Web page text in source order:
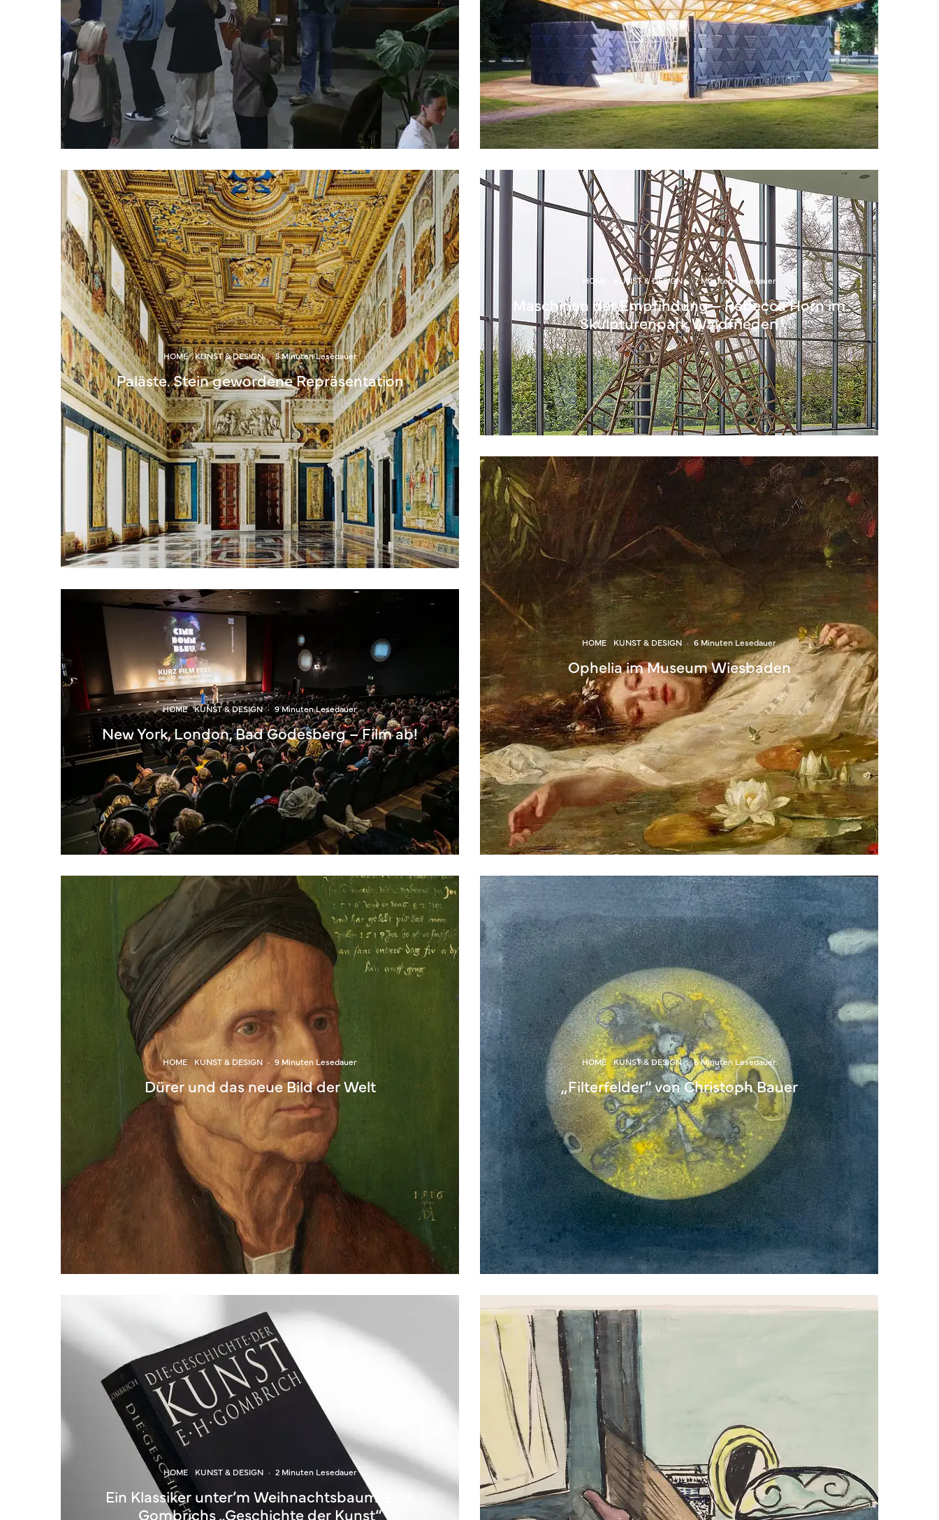
HOME KUNST & DESIGN · 5 Minuten Lesedauer
Paläste. Stein gewordene Repräsentation
HOME KUNST & DESIGN · 9 Minuten Lesedauer
New York, London, Bad Godesberg – Film ab!
HOME KUNST & DESIGN · 9 Minuten Lesedauer
Dürer und das neue Bild der Welt
HOME KUNST & DESIGN · 2 Minuten Lesedauer
Ein Klassiker unter’m Weihnachtsbaum: E. H.
Gombrichs „Geschichte der Kunst“
HOME KUNST & DESIGN · 7 Minuten Lesedauer
Maschinen der Empfindung – Rebecca Horn im
Skulpturenpark Waldfrieden
HOME KUNST & DESIGN · 6 Minuten Lesedauer
Ophelia im Museum Wiesbaden
HOME KUNST & DESIGN · 6 Minuten Lesedauer
„Filterfelder“ von Christoph Bauer